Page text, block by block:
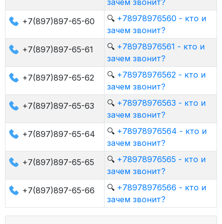
зачем звонит?
+7(897)897-65-60
🔍 +78978976560 - кто и
зачем звонит?
+7(897)897-65-61
🔍 +78978976561 - кто и
зачем звонит?
+7(897)897-65-62
🔍 +78978976562 - кто и
зачем звонит?
+7(897)897-65-63
🔍 +78978976563 - кто и
зачем звонит?
+7(897)897-65-64
🔍 +78978976564 - кто и
зачем звонит?
+7(897)897-65-65
🔍 +78978976565 - кто и
зачем звонит?
+7(897)897-65-66
🔍 +78978976566 - кто и
зачем звонит?